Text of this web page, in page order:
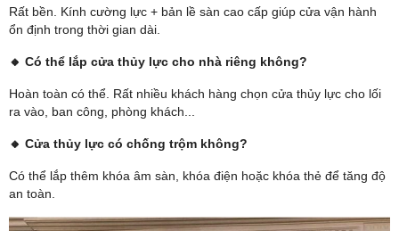
Rất bền. Kính cường lực + bản lề sàn cao cấp giúp cửa vận hành
ổn định trong thời gian dài.
🔸 Có thể lắp cửa thủy lực cho nhà riêng không?
Hoàn toàn có thể. Rất nhiều khách hàng chọn cửa thủy lực cho lối
ra vào, ban công, phòng khách...
🔸 Cửa thủy lực có chống trộm không?
Có thể lắp thêm khóa âm sàn, khóa điện hoặc khóa thẻ để tăng độ
an toàn.